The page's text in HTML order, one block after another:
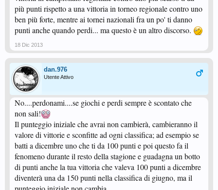
più punti rispetto a una vittoria in torneo regionale contro uno
ben più forte, mentre ai tornei nazionali fra un po' ti danno
punti anche quando perdi... ma questo è un altro discorso.
18 Dic 2013
dan.976
Utente Attivo
No....perdonami....se giochi e perdi sempre è scontato che
non sali!
Il punteggio iniziale che avrai non cambierà, cambieranno il
valore di vittorie e sconfitte ad ogni classifica; ad esempio se
batti a dicembre uno che ti da 100 punti e poi questo fa il
fenomeno durante il resto della stagione e guadagna un botto
di punti anche la tua vittoria che valeva 100 punti a dicembre
diventerà una da 150 punti nella classifica di giugno, ma il